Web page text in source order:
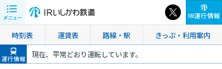
IR運行情報
時刻表 運賃表 路線・駅 きっぷ・利用案内
運行情報 現在、平常どおり運転しています。